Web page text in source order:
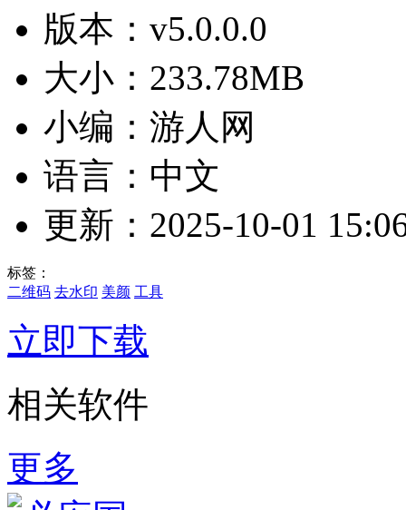
版本：v5.0.0.0
大小：233.78MB
小编：游人网
语言：中文
更新：2025-10-01
标签：
二维码 去水印 美颜 工具
立即下载
相关软件
更多